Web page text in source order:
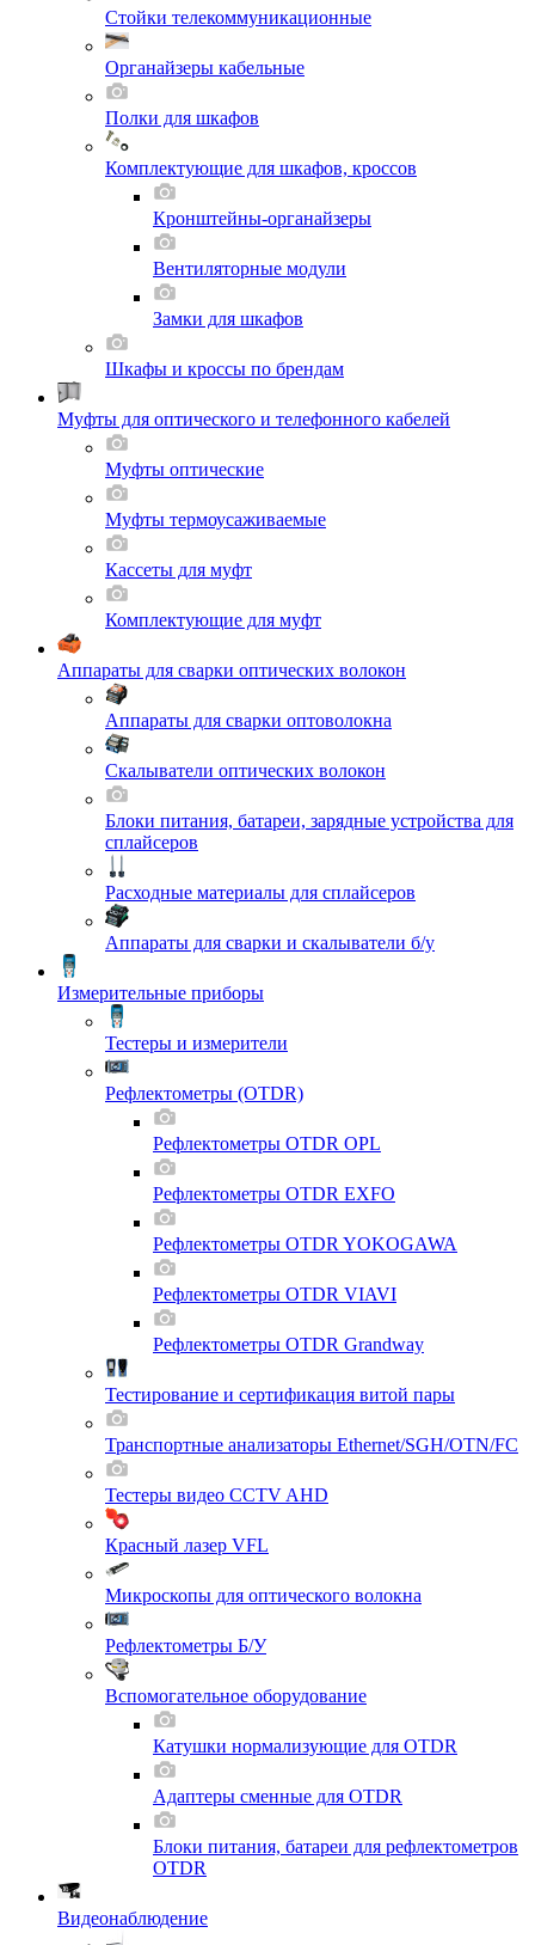
Стойки телекоммуникационные
Органайзеры кабельные
Полки для шкафов
Комплектующие для шкафов, кроссов
Кронштейны-органайзеры
Вентиляторные модули
Замки для шкафов
Шкафы и кроссы по брендам
Муфты для оптического и телефонного кабелей
Муфты оптические
Муфты термоусаживаемые
Кассеты для муфт
Комплектующие для муфт
Аппараты для сварки оптических волокон
Аппараты для сварки оптоволокна
Скалыватели оптических волокон
Блоки питания, батареи, зарядные устройства для
сплайсеров
Расходные материалы для сплайсеров
Аппараты для сварки и скалыватели б/у
Измерительные приборы
Тестеры и измерители
Рефлектометры (OTDR)
Рефлектометры OTDR OPL
Рефлектометры OTDR EXFO
Рефлектометры OTDR YOKOGAWA
Рефлектометры OTDR VIAVI
Рефлектометры OTDR Grandway
Тестирование и сертификация витой пары
Транспортные анализаторы Ethernet/SGH/OTN/FC
Тестеры видео CCTV AHD
Красный лазер VFL
Микроскопы для оптического волокна
Рефлектометры Б/У
Вспомогательное оборудование
Катушки нормализующие для OTDR
Адаптеры сменные для OTDR
Блоки питания, батареи для рефлектометров
OTDR
Видеонаблюдение